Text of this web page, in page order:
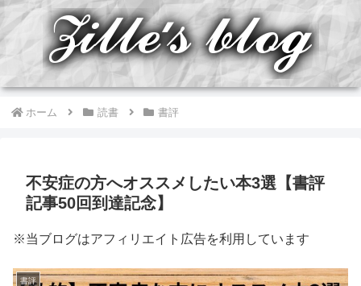
ホーム 読書 書評
不安症の方へオススメしたい本3選【書評
記事50回到達記念】
※当ブログはアフィリエイト広告を利用しています
書評